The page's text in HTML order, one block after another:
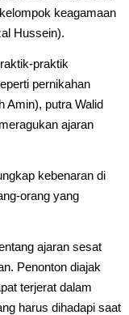
keagamaan
Hussein).
praktik
pernikahan
Amin), putra Walid
ajaran
kebenaran di
orang yang
ajaran sesat
Penonton diajak
terjerat dalam
harus dihadapi saat